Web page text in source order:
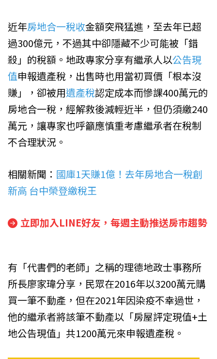
近年房地合一稅收金額突飛猛進，至去年已超
過300億元，不過其中卻隱藏不少可能被「錯
殺」的稅額。地政專家分享有繼承人以公告現
值申報遺產稅，出售時也用當初買價「根本沒
賺」，卻被用遺產稅認定成本而慘課400萬元的
房地合一稅，經解救後減輕近半，但仍須繳240
萬元，讓專家也呼籲應慎重考慮繼承者在稅制
不合理狀況。
相關新聞： 國庫1天賺1億！去年房地合一稅創
新高 台中榮登繳稅王
立即加入LINE好友，每週主動推送房市趨勢
有「代書們的老師」之稱的理德地政士事務所
所長廖家瑋分享，民眾在2016年以3200萬元購
買一筆不動產，但在2021年因染疫不幸過世，
他的繼承者將該筆不動產以「房屋評定現值+土
地公告現值」共1200萬元來申報遺產稅。